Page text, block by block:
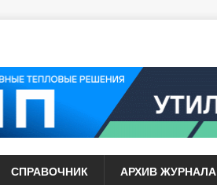
СПРАВОЧНИК АРХИВ ЖУРНАЛА